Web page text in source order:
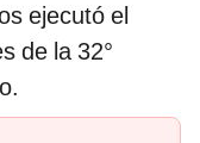
ejecutó el
de la 32°